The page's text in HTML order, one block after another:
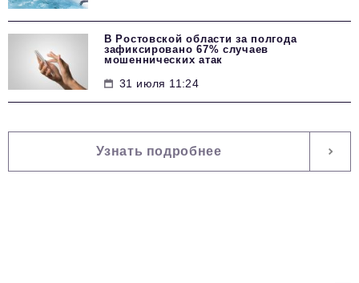
В Ростовской области за полгода
зафиксировано 67% случаев
мошеннических атак
31 июля 11:24
Узнать подробнее